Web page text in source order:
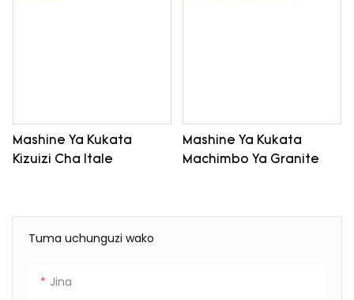
Tuma uchunguzi wako
Jina
Mashine Ya Kukata
Kizuizi Cha Itale
Mashine Ya Kukata
Machimbo Ya Granite